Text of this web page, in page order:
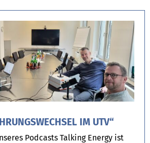
IM UTV“
Podcasts Talking Energy ist